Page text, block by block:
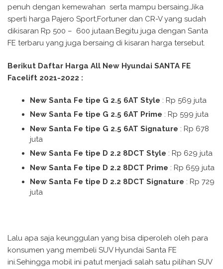
penuh dengan kemewahan serta mampu bersaing.Jika
sperti harga Pajero Sport,Fortuner dan CR-V yang sudah
dikisaran Rp 500 – 600 jutaan.Begitu juga dengan Santa
FE terbaru yang juga bersaing di kisaran harga tersebut.
Berikut Daftar Harga All New Hyundai SANTA FE
Facelift 2021-2022 :
New Santa Fe tipe G 2.5 6AT Style : Rp 569 juta
New Santa Fe tipe G 2.5 6AT Prime : Rp 599 juta
New Santa Fe tipe G 2.5 6AT Signature : Rp 678
juta
New Santa Fe tipe D 2.2 8DCT Style : Rp 629 juta
New Santa Fe tipe D 2.2 8DCT Prime : Rp 659 juta
New Santa Fe tipe D 2.2 8DCT Signature : Rp 729
juta
Lalu apa saja keunggulan yang bisa diperoleh oleh para
konsumen yang membeli SUV Hyundai Santa FE
ini.Sehingga mobil ini patut menjadi salah satu pilihan SUV